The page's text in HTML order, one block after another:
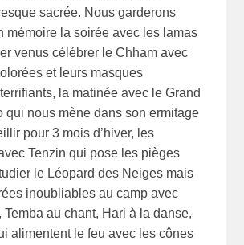
sacrée. Nous garderons
mémoire la soirée avec les lamas
venus célébrer le Chham avec
et leurs masques
la matinée avec le Grand
qui nous mène dans son ermitage
pour 3 mois d’hiver, les
Tenzin qui pose les pièges
le Léopard des Neiges mais
inoubliables au camp avec
Temba au chant, Hari à la danse,
alimentent le feu avec les cônes